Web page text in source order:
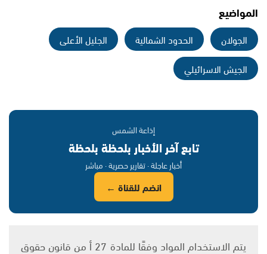
المواضيع
الجولان الحدود الشمالية
الجليل الأعلى
الجيش الاسرائيلي
إذاعة الشمس
تابع آخر الأخبار بلحظة بلحظة
أخبار عاجلة · تقارير حصرية · مباشر
انضم للقناة ←
يتم الاستخدام المواد وفقًا للمادة 27 أ من قانون حقوق